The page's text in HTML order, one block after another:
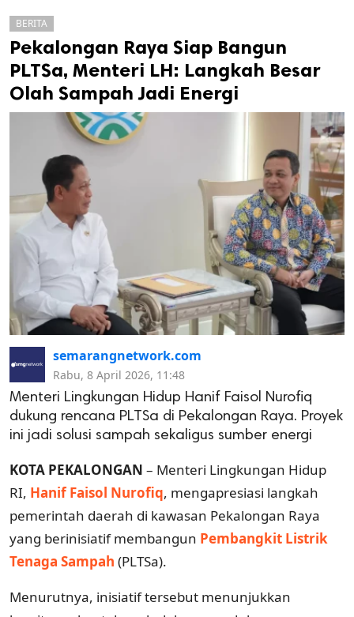
cipta.
BERITA
Pekalongan Raya Siap Bangun
PLTSa, Menteri LH: Langkah Besar
Olah Sampah Jadi Energi
semarangnetwork.com
Rabu, 8 April 2026, 11:48
Menteri Lingkungan Hidup Hanif Faisol Nurofiq
dukung rencana PLTSa di Pekalongan Raya. Proyek
ini jadi solusi sampah sekaligus sumber energi
KOTA PEKALONGAN – Menteri Lingkungan Hidup
RI, Hanif Faisol Nurofiq, mengapresiasi langkah
pemerintah daerah di kawasan Pekalongan Raya
yang berinisiatif membangun Pembangkit Listrik
Tenaga Sampah (PLTSa).
Menurutnya, inisiatif tersebut menunjukkan